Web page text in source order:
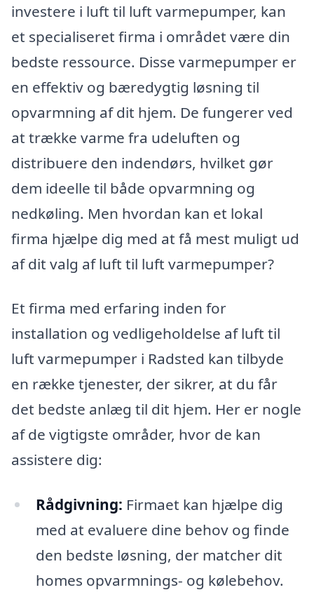
investere i luft til luft varmepumper, kan
et specialiseret firma i området være din
bedste ressource. Disse varmepumper er
en effektiv og bæredygtig løsning til
opvarmning af dit hjem. De fungerer ved
at trække varme fra udeluften og
distribuere den indendørs, hvilket gør
dem ideelle til både opvarmning og
nedkøling. Men hvordan kan et lokal
firma hjælpe dig med at få mest muligt ud
af dit valg af luft til luft varmepumper?
Et firma med erfaring inden for
installation og vedligeholdelse af luft til
luft varmepumper i Radsted kan tilbyde
en række tjenester, der sikrer, at du får
det bedste anlæg til dit hjem. Her er nogle
af de vigtigste områder, hvor de kan
assistere dig:
Rådgivning: Firmaet kan hjælpe dig
med at evaluere dine behov og finde
den bedste løsning, der matcher dit
homes opvarmnings- og kølebehov.